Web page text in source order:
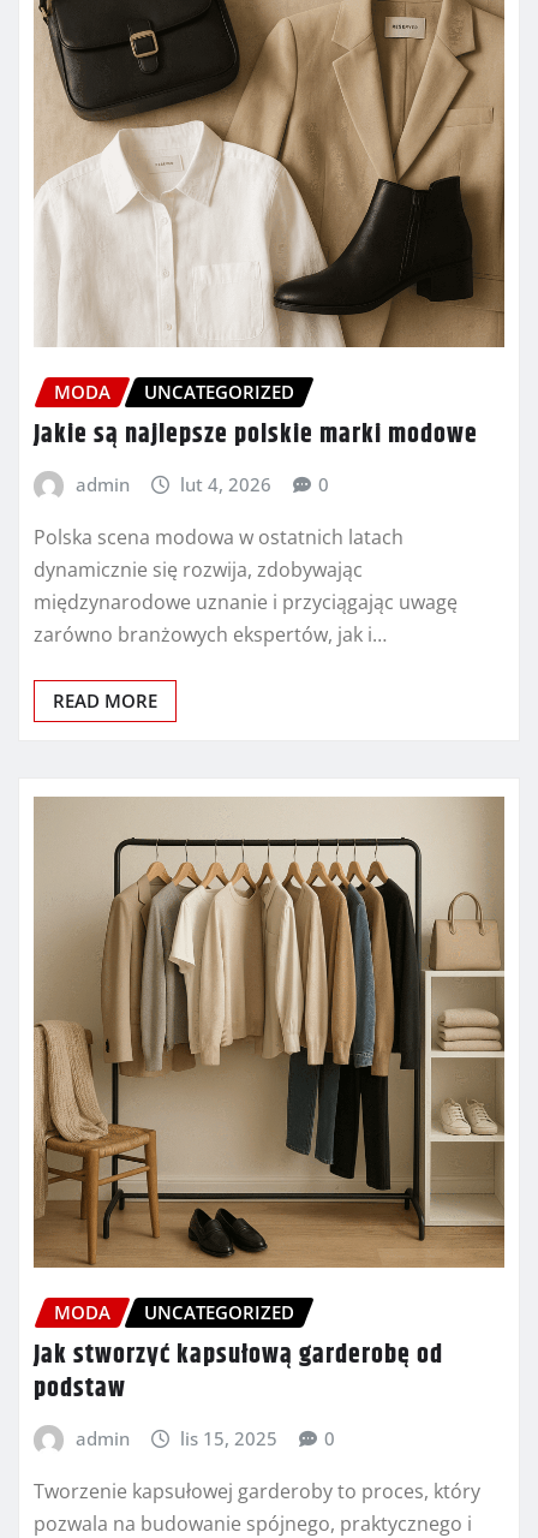
MODA UNCATEGORIZED
Jakie są najlepsze polskie marki modowe
admin lut 4, 2026 0
Polska scena modowa w ostatnich latach
dynamicznie się rozwija, zdobywając
międzynarodowe uznanie i przyciągając uwagę
zarówno branżowych ekspertów, jak i…
READ MORE
MODA UNCATEGORIZED
Jak stworzyć kapsułową garderobę od
podstaw
admin lis 15, 2025 0
Tworzenie kapsułowej garderoby to proces, który
pozwala na budowanie spójnego, praktycznego i